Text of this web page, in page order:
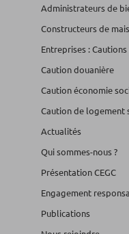
Administrateurs de
Constructeurs de
Entreprises :
Caution douanière
Caution économie
Caution de logement
Actualités
Qui sommes-nous ?
Présentation CEGC
Engagement
Publications